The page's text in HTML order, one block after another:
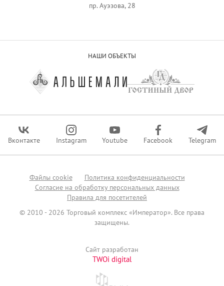
пр. Ауэзова, 28
Вконтакте Instagram Youtube Facebook Telegram
НАШИ ОБЪЕКТЫ
Файлы сookie
Политика конфиденциальности
Согласие на обработку персональных данных
Правила для посетителей
© 2010 - 2026 Торговый комплекс «Император». Все права
защищены.
Сайт разработан
TWOi digital